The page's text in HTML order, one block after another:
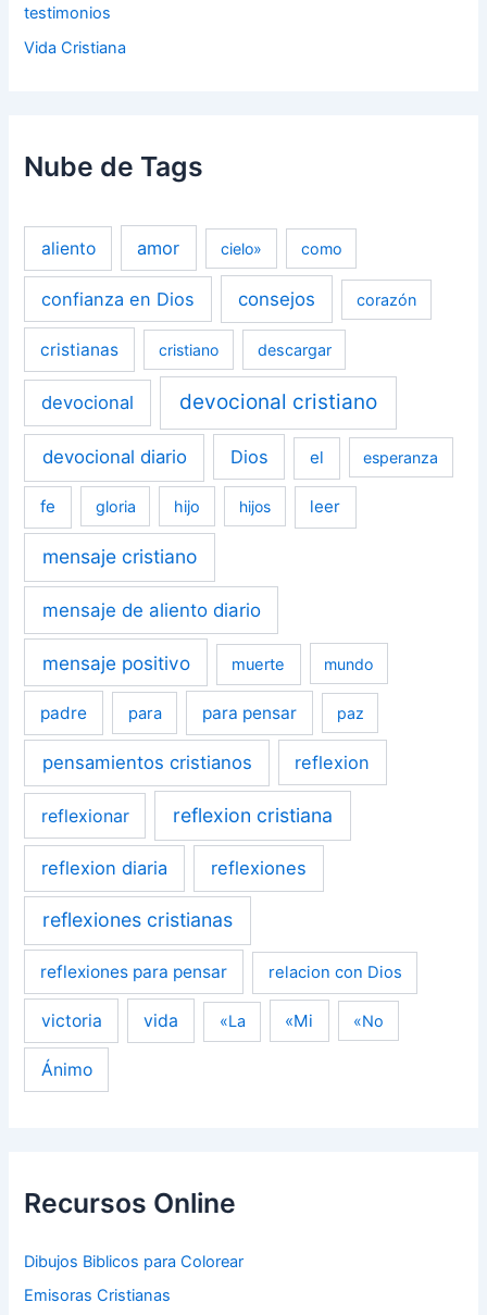
testimonios
Vida Cristiana
Nube de Tags
aliento amor cielo» como
confianza en Dios consejos corazón
cristianas cristiano descargar
devocional devocional cristiano
devocional diario Dios el esperanza
fe gloria hijo hijos leer
mensaje cristiano
mensaje de aliento diario
mensaje positivo muerte mundo
padre para para pensar paz
pensamientos cristianos reflexion
reflexionar reflexion cristiana
reflexion diaria reflexiones
reflexiones cristianas
reflexiones para pensar relacion con Dios
victoria vida «La «Mi «No
Ánimo
Recursos Online
Dibujos Biblicos para Colorear
Emisoras Cristianas